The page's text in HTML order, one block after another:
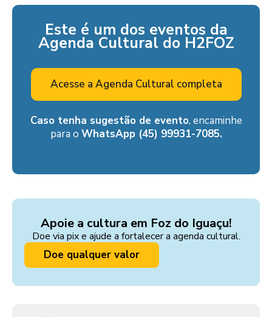
Este é um dos eventos da
Agenda Cultural do H2FOZ
Acesse a Agenda Cultural completa
Caso tenha sugestão de evento, encaminhe
para o WhatsApp (45) 99931-7085.
Apoie a cultura em Foz do Iguaçu!
Doe via pix e ajude a fortalecer a agenda cultural.
Doe qualquer valor